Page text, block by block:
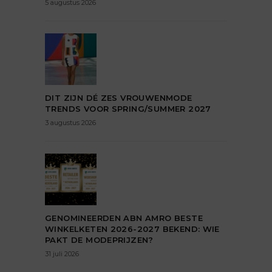
5 augustus 2026
DIT ZIJN DÉ ZES VROUWENMODE
TRENDS VOOR SPRING/SUMMER 2027
3 augustus 2026
GENOMINEERDEN ABN AMRO BESTE
WINKELKETEN 2026-2027 BEKEND: WIE
PAKT DE MODEPRIJZEN?
31 juli 2026